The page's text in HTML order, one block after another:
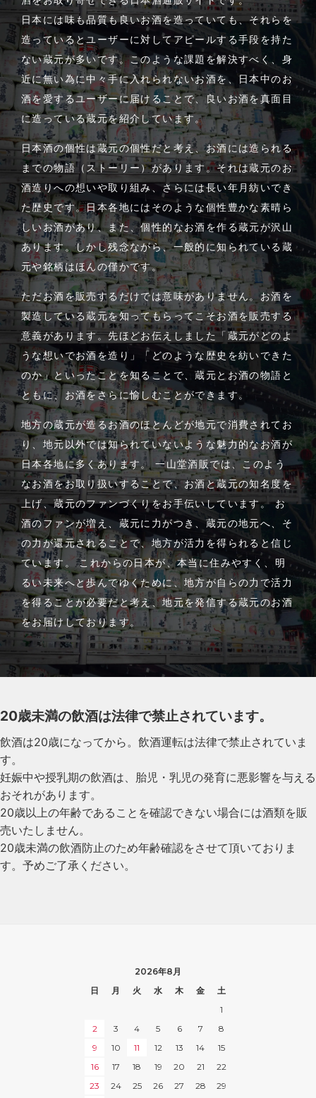
日本には味も品質も良いお酒を造っていても、それらを
造っているとユーザーに対してアピールする手段を持た
ない蔵元が多いです。このような課題を解決すべく、身
近に無い為に中々手に入れられないお酒を、日本中のお
酒を愛するユーザーに届けることで、良いお酒を真面目
に造っている蔵元を紹介しています。
日本酒の個性は蔵元の個性だと考え、お酒には造られる
までの物語（ストーリー）があります。それは蔵元のお
酒造りへの想いや取り組み、さらには長い年月紡いでき
た歴史です。日本各地にはそのような個性豊かな素晴ら
しいお酒があり、また、個性的なお酒を作る蔵元が沢山
あります。しかし残念ながら、一般的に知られている蔵
元や銘柄はほんの僅かです。
ただお酒を販売するだけでは意味がありません。お酒を
製造している蔵元を知ってもらってこそお酒を販売する
意義があります。先ほどお伝えしました「蔵元がどのよ
うな想いでお酒を造り」「どのような歴史を紡いできた
のか」といったことを知ることで、蔵元とお酒の物語と
ともに、お酒をさらに愉しむことができます。
地方の蔵元が造るお酒のほとんどが地元で消費されてお
り、地元以外では知られていないような魅力的なお酒が
日本各地に多くあります。 一山堂酒販では、このよう
なお酒をお取り扱いすることで、お酒と蔵元の知名度を
上げ、蔵元のファンづくりをお手伝いしています。 お
酒のファンが増え、蔵元に力がつき、蔵元の地元へ、そ
の力が還元されることで、地方が活力を得られると信じ
ています。 これからの日本が、本当に住みやすく、明
るい未来へと歩んでゆくために、地方が自らの力で活力
を得ることが必要だと考え、地元を発信する蔵元のお酒
をお届けしております。
20歳未満の飲酒は法律で禁止されています。
飲酒は20歳になってから。飲酒運転は法律で禁止されていま
す。
妊娠中や授乳期の飲酒は、胎児・乳児の発育に悪影響を与える
おそれがあります。
20歳以上の年齢であることを確認できない場合には酒類を販
売いたしません。
20歳未満の飲酒防止のため年齢確認をさせて頂いておりま
す。予めご了承ください。
2026年8月
日
月 火 水 木 金
土
1
2
3 4 5 6 7
8
9
10 11 12 13 14
15
16
17 18 19 20 21
22
23
24 25 26 27 28
29